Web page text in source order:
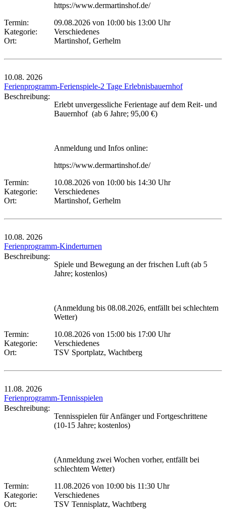
https://www.dermartinshof.de/
Termin:
09.08.2026 von 10:00 bis 13:00 Uhr
Kategorie:
Verschiedenes
Ort:
Martinshof, Gerhelm
10.08. 2026
Ferienprogramm-Ferienspiele-2 Tage Erlebnisbauernhof
Beschreibung:
Erlebt unvergessliche Ferientage auf dem Reit- und
Bauernhof (ab 6 Jahre; 95,00 €)
Anmeldung und Infos online:
https://www.dermartinshof.de/
Termin:
10.08.2026 von 10:00 bis 14:30 Uhr
Kategorie:
Verschiedenes
Ort:
Martinshof, Gerhelm
10.08. 2026
Ferienprogramm-Kinderturnen
Beschreibung:
Spiele und Bewegung an der frischen Luft (ab 5
Jahre; kostenlos)
(Anmeldung bis 08.08.2026, entfällt bei schlechtem
Wetter)
Termin:
10.08.2026 von 15:00 bis 17:00 Uhr
Kategorie:
Verschiedenes
Ort:
TSV Sportplatz, Wachtberg
11.08. 2026
Ferienprogramm-Tennisspielen
Beschreibung:
Tennisspielen für Anfänger und Fortgeschrittene
(10-15 Jahre; kostenlos)
(Anmeldung zwei Wochen vorher, entfällt bei
schlechtem Wetter)
Termin:
11.08.2026 von 10:00 bis 11:30 Uhr
Kategorie:
Verschiedenes
Ort:
TSV Tennisplatz, Wachtberg